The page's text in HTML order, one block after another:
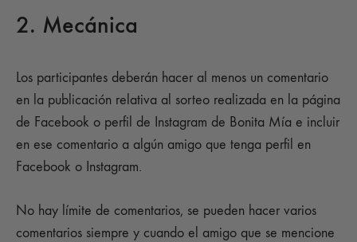
2. Mecánica
Los participantes deberán hacer al menos un comentario
en la publicación relativa al sorteo realizada en la página
de Facebook o perfil de Instagram de Bonita Mía e incluir
en ese comentario a algún amigo que tenga perfil en
Facebook o Instagram.
No hay límite de comentarios, se pueden hacer varios
comentarios siempre y cuando el amigo que se mencione